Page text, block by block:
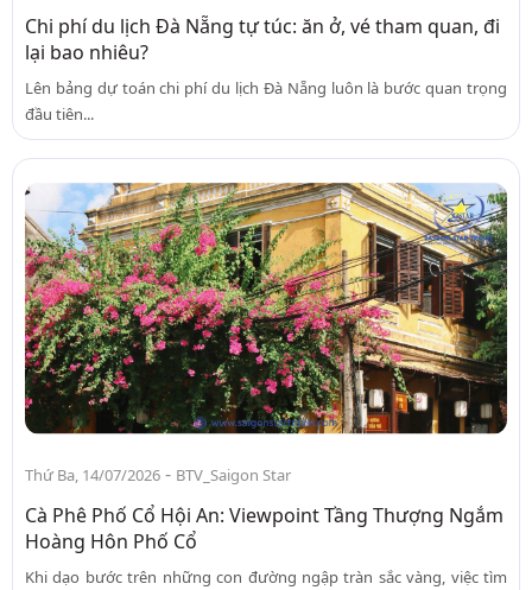
Chi phí du lịch Đà Nẵng tự túc: ăn ở, vé tham quan, đi
lại bao nhiêu?
Lên bảng dự toán chi phí du lịch Đà Nẵng luôn là bước quan trọng
đầu tiên...
Thứ Ba, 14/07/2026 - BTV_Saigon Star
Cà Phê Phố Cổ Hội An: Viewpoint Tầng Thượng Ngắm
Hoàng Hôn Phố Cổ
Khi dạo bước trên những con đường ngập tràn sắc vàng, việc tìm